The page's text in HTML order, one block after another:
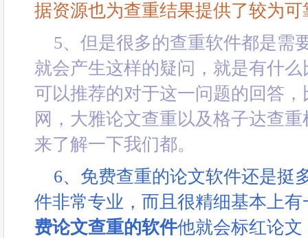
据资源也为查重结果提供了较为
5、但是很多的查重软件都是需
就会产生这样的疑问，就是有什
可以推荐的对于这一问题的回答
网，大雅论文查重以及格子达查
来了解一下我们都。
6、免费查重的论文软件还是挺
件非常专业，而且很精细基本上
费论文查重的软件他就会标红论